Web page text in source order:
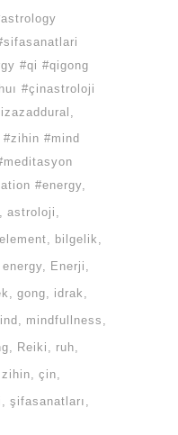
#qi #qigong
#çinastroloji
#mind
#energy
astroloji
bilgelik
energy
Enerji
gong
idrak
mindfullness
Reiki
ruh
zihin
çin
şifasanatları